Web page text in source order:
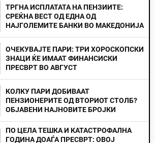
ТРГНА ИСПЛАТАТА НА ПЕНЗИИТЕ:
СРЕЌНА ВЕСТ ОД ЕДНА ОД
НАЈГОЛЕМИТЕ БАНКИ ВО МАКЕДОНИЈА
ОЧЕКУВАЈТЕ ПАРИ: ТРИ ХОРОСКОПСКИ
ЗНАЦИ ЌЕ ИМААТ ФИНАНСИСКИ
ПРЕСВРТ ВО АВГУСТ
КОЛКУ ПАРИ ДОБИВААТ
ПЕНЗИОНЕРИТЕ ОД ВТОРИОТ СТОЛБ?
ОБЈАВЕНИ НАЈНОВИТЕ БРОЈКИ
ПО ЦЕЛА ТЕШКА И КАТАСТРОФАЛНА
ГОДИНА ДОАЃА ПРЕСВРТ: ОВОЈ